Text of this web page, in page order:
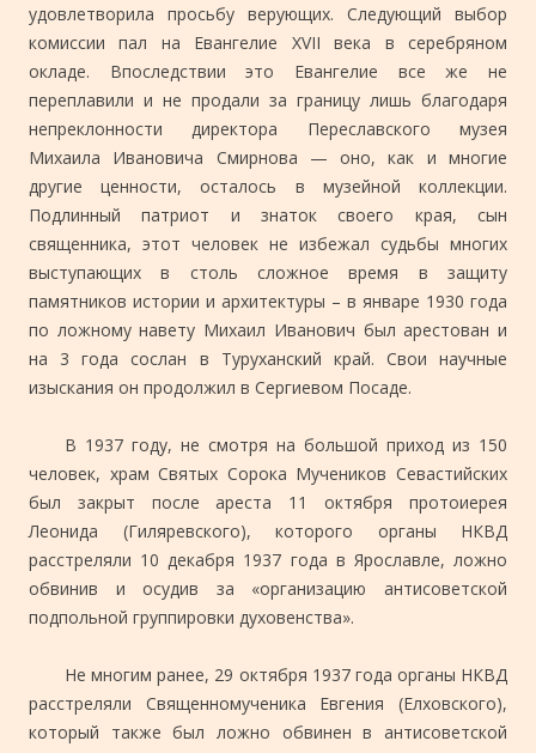
удовлетворила просьбу верующих. Следующий выбор
комиссии пал на Евангелие XVII века в серебряном
окладе. Впоследствии это Евангелие все же не
переплавили и не продали за границу лишь благодаря
непреклонности директора Переславского музея
Михаила Ивановича Смирнова — оно, как и многие
другие ценности, осталось в музейной коллекции.
Подлинный патриот и знаток своего края, сын
священника, этот человек не избежал судьбы многих
выступающих в столь сложное время в защиту
памятников истории и архитектуры – в январе 1930 года
по ложному навету Михаил Иванович был арестован и
на 3 года сослан в Туруханский край. Свои научные
изыскания он продолжил в Сергиевом Посаде.
В 1937 году, не смотря на большой приход из 150
человек, храм Святых Сорока Мучеников Севастийских
был закрыт после ареста 11 октября протоиерея
Леонида (Гиляревского), которого органы НКВД
расстреляли 10 декабря 1937 года в Ярославле, ложно
обвинив и осудив за «организацию антисоветской
подпольной группировки духовенства».
Не многим ранее, 29 октября 1937 года органы НКВД
расстреляли Священномученика Евгения (Елховского),
который также был ложно обвинен в антисоветской